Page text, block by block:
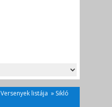
Versenyek listája » Sikló